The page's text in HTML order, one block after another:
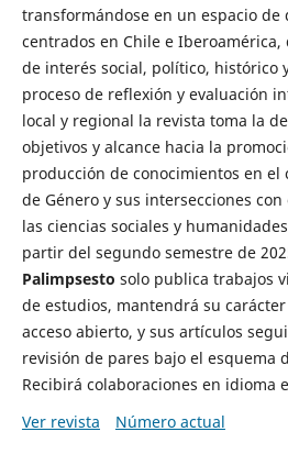
transformándose en un espacio de
centrados en Chile e
de interés social, político, histórico
proceso de reflexión y evaluación
local y regional la revista toma la
objetivos y alcance hacia la
producción de conocimientos en el
de Género y sus intersecciones
las ciencias sociales y
partir del segundo semestre de
Palimpsesto solo publica trabajos
de estudios, mantendrá su
acceso abierto, y sus artículos
revisión de pares bajo el esquema
Recibirá colaboraciones en idioma
Ver revista
Número actual